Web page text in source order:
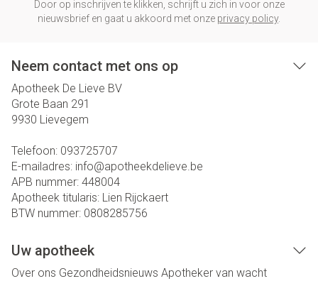
Door op inschrijven te klikken, schrijft u zich in voor onze
nieuwsbrief en gaat u akkoord met onze privacy policy.
Neem contact met ons op
Apotheek De Lieve BV
Grote Baan 291
9930 Lievegem
Telefoon: 093725707
E-mailadres: info@apotheekdelieve.be
APB nummer: 448004
Apotheek titularis: Lien Rijckaert
BTW nummer: 0808285756
Uw apotheek
Over ons Gezondheidsnieuws Apotheker van wacht